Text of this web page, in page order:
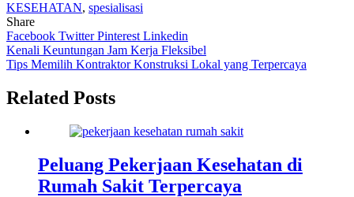
KESEHATAN, spesialisasi
Share
Facebook TwitterPinterest Linkedin
Navigasi
pos
Kenali Keuntungan Jam Kerja Fleksibel
Tips Memilih Kontraktor Konstruksi Lokal yang Terpercaya
Related Posts
Peluang Pekerjaan Kesehatan di
Rumah Sakit Terpercaya